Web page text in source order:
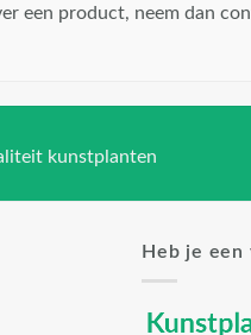
een product, neem dan
kunstplanten
Heb je een